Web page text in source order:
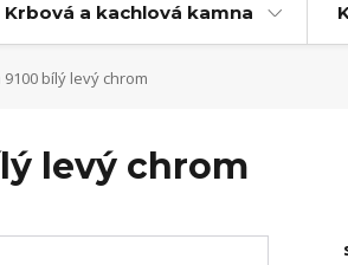
Krbová a kachlová kamna
bílý levý chrom
levý chrom